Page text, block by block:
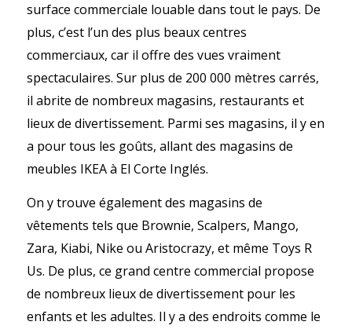
surface commerciale louable dans tout le pays. De
plus, c’est l’un des plus beaux centres
commerciaux, car il offre des vues vraiment
spectaculaires. Sur plus de 200 000 mètres carrés,
il abrite de nombreux magasins, restaurants et
lieux de divertissement. Parmi ses magasins, il y en
a pour tous les goûts, allant des magasins de
meubles IKEA à El Corte Inglés.
On y trouve également des magasins de
vêtements tels que Brownie, Scalpers, Mango,
Zara, Kiabi, Nike ou Aristocrazy, et même Toys R
Us. De plus, ce grand centre commercial propose
de nombreux lieux de divertissement pour les
enfants et les adultes. Il y a des endroits comme le